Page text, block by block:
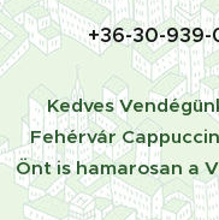
+36-30-
Kedves
Fehérvár
Önt is hamarosan a